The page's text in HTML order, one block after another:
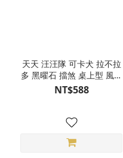
天天 汪汪隊 可卡犬 拉不拉
多 黑曜石 擋煞 桌上型 風水
擺飾 狗 雕件 已鑑定
Q24BB19-901
NT$588